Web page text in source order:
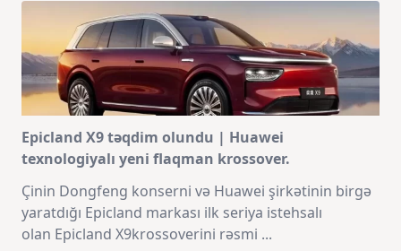
Epicland X9 təqdim olundu | Huawei
texnologiyalı yeni flaqman krossover.
Çinin Dongfeng konserni və Huawei şirkətinin birgə
yaratdığı Epicland markası ilk seriya istehsalı
olan Epicland X9krossoverini rəsmi ...